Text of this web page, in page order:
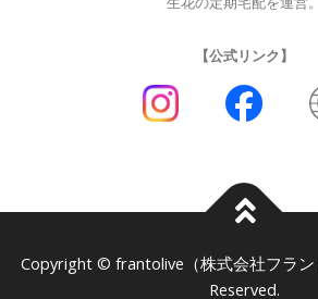
【公式リンク】
Copyright © frantolive（株式会社フラン
Reserved.